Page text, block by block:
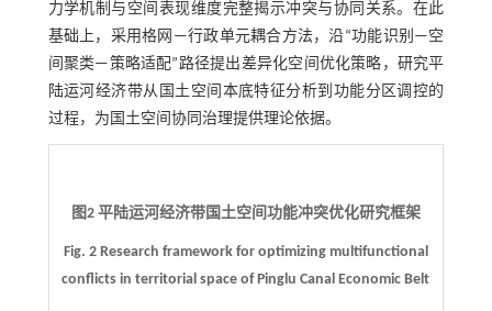
力学机制与空间表现维度完整揭示冲突与协同关系。在此
基础上，采用格网—行政单元耦合方法，沿“功能识别—空
间聚类—策略适配”路径提出差异化空间优化策略，研究平
陆运河经济带从国土空间本底特征分析到功能分区调控的
过程，为国土空间协同治理提供理论依据。
图2 平陆运河经济带国土空间功能冲突优化研究框架
Fig. 2 Research framework for optimizing multifunctional
conflicts in territorial space of Pinglu Canal Economic Belt